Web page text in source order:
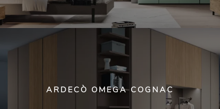
ARDECÒ OMEGA COGNAC